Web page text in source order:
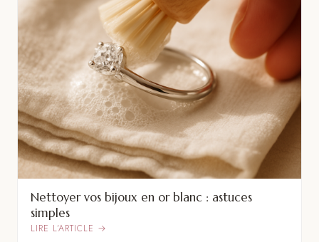
Nettoyer vos bijoux en or blanc : astuces
simples
LIRE L’ARTICLE →